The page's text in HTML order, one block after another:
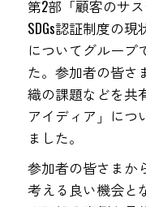
第2部「顧客のサ
SDGs認証制度の
についてグループ
た。参加者の皆さ
織の課題などを共
アイディア」につ
ました。
参加者の皆さまか
考える良い機会と